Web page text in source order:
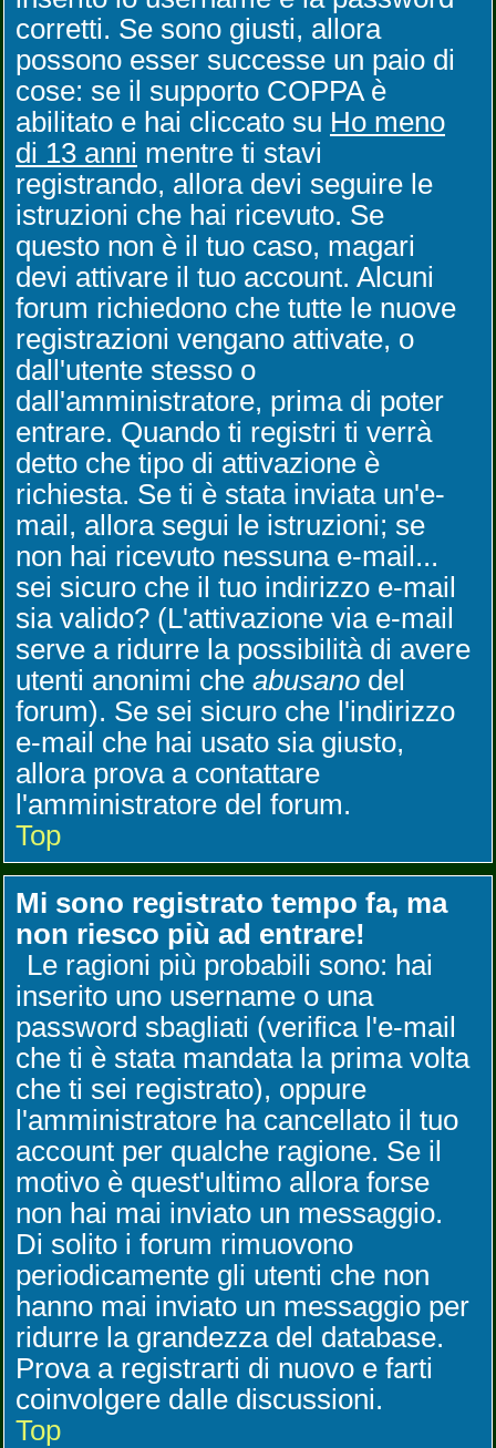
corretti. Se sono giusti, allora
possono esser successe un paio di
cose: se il supporto COPPA è
abilitato e hai cliccato su Ho meno
di 13 anni mentre ti stavi
registrando, allora devi seguire le
istruzioni che hai ricevuto. Se
questo non è il tuo caso, magari
devi attivare il tuo account. Alcuni
forum richiedono che tutte le nuove
registrazioni vengano attivate, o
dall'utente stesso o
dall'amministratore, prima di poter
entrare. Quando ti registri ti verrà
detto che tipo di attivazione è
richiesta. Se ti è stata inviata un'e-
mail, allora segui le istruzioni; se
non hai ricevuto nessuna e-mail...
sei sicuro che il tuo indirizzo e-mail
sia valido? (L'attivazione via e-mail
serve a ridurre la possibilità di avere
utenti anonimi che abusano del
forum). Se sei sicuro che l'indirizzo
e-mail che hai usato sia giusto,
allora prova a contattare
l'amministratore del forum.
Top
Mi sono registrato tempo fa, ma
non riesco più ad entrare!
Le ragioni più probabili sono: hai
inserito uno username o una
password sbagliati (verifica l'e-mail
che ti è stata mandata la prima volta
che ti sei registrato), oppure
l'amministratore ha cancellato il tuo
account per qualche ragione. Se il
motivo è quest'ultimo allora forse
non hai mai inviato un messaggio.
Di solito i forum rimuovono
periodicamente gli utenti che non
hanno mai inviato un messaggio per
ridurre la grandezza del database.
Prova a registrarti di nuovo e farti
coinvolgere dalle discussioni.
Top